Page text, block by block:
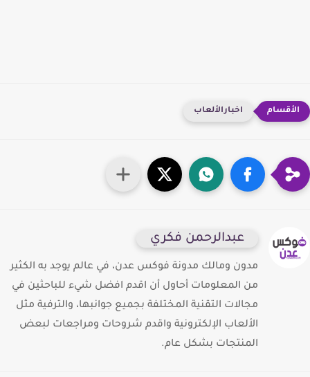
اخبارالألعاب
عبدالرحمن فكري
مدون ومالك مدونة فوكس عدن، في عالم يوجد به الكثير
من المعلومات أحاول أن اقدم افضل شيء للباحثين في
مجالات التقنية المختلفة بجميع جوانبها، والترفية مثل
الألعاب الإلكترونية واقدم شروحات ومراجعات لبعض
المنتجات بشكل عام.